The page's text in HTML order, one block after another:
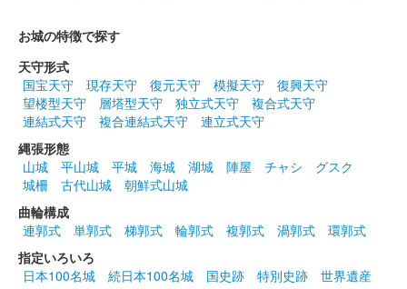
姫路城 御城印 世界遺産登録三十周年記念 杉原紙版
販売終了
2024年12月21、22日に開催されたお城EXPO2024の
「Prijewe∞（プリ･ジュエ）」ブースにて販売された御城印。お
城EXPO in 姫路版のものから左下の角印が「世界遺産」と変更さ
れてい……
姫路城 御城印 オシロボット 姫路城 デフォルメ版
お城の特徴で探す
天守形式
国宝天守
現存天守 復元天守 模擬天守
復興天守
望楼型天守
層塔型天守 独立式天守
複合式天守
連結式天守
複合連結式天守
連立式天守
縄張形態
山城
平山城 平城 海城 湖城 陣屋 チャシ
グスク
城柵
古代山城
朝鮮式山城
曲輪構成
連郭式
単郭式 梯郭式 輪郭式 複郭式 渦郭式
環郭式
指定いろいろ
日本100名城
続日本100名城 国史跡 特別史跡 世界遺産